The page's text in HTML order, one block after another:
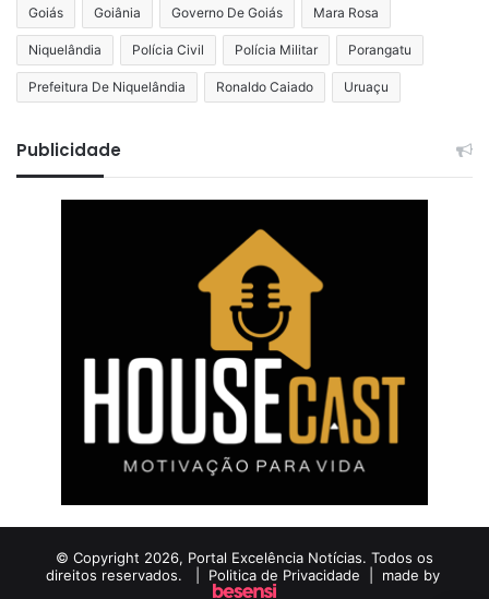
Goiás Goiânia Governo De Goiás Mara Rosa
Niquelândia Polícia Civil Polícia Militar Porangatu
Prefeitura De Niquelândia Ronaldo Caiado Uruaçu
Publicidade
© Copyright 2026, Portal Excelência Notícias. Todos os
direitos reservados. | Politica de Privacidade | made by